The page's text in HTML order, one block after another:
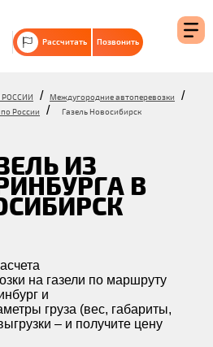
Рассчитать Позвонить
РОССИИ / Междугородние автоперевозки /
России /
Газель Новосибирск
ИЗ
В
на газели по маршруту
и
груза (вес, габариты,
– и получите цену